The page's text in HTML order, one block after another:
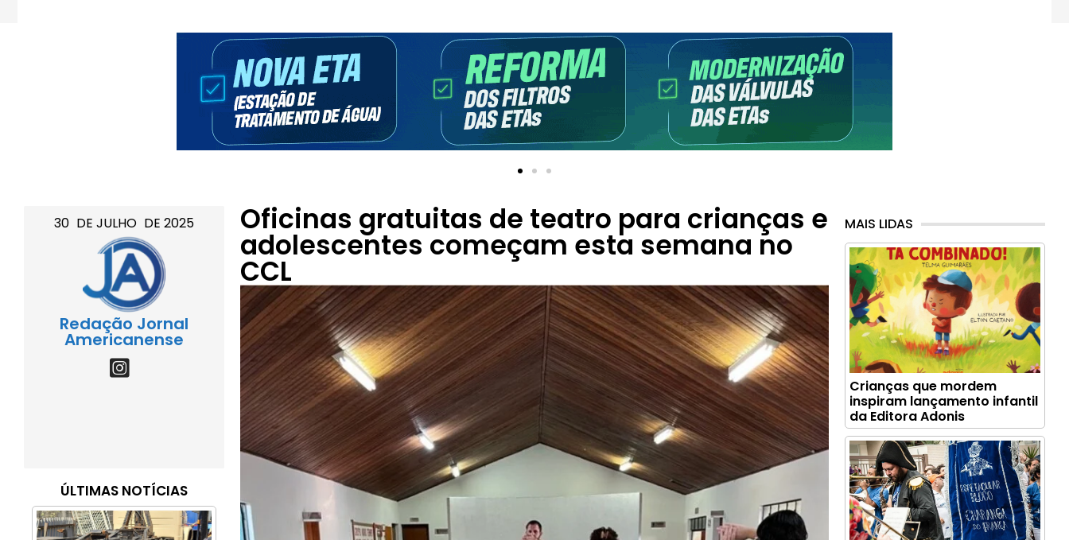
30 DE JULHO DE 2025
Redação Jornal
Americanense
ÚLTIMAS NOTÍCIAS
Oficinas gratuitas de teatro para crianças e
adolescentes começam esta semana no
CCL
MAIS LIDAS
Crianças que mordem
inspiram lançamento infantil
da Editora Adonis